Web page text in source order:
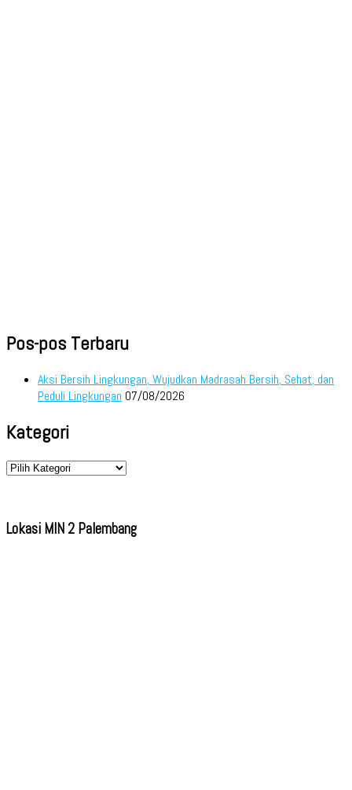
Pos-pos Terbaru
Aksi Bersih Lingkungan, Wujudkan Madrasah Bersih, Sehat, dan
Peduli Lingkungan 07/08/2026
Kategori
Kategori
Lokasi MIN 2 Palembang